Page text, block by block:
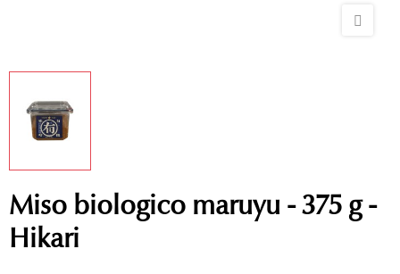
Miso biologico maruyu - 375 g -
Hikari